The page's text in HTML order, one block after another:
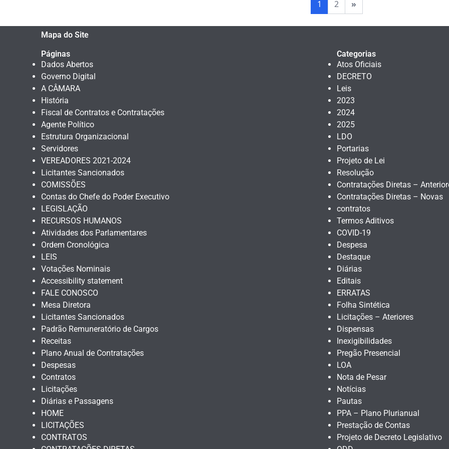
1 2 »
Mapa do Site
Páginas
Dados Abertos
Governo Digital
A CÂMARA
História
Fiscal de Contratos e Contratações
Agente Político
Estrutura Organizacional
Servidores
VEREADORES 2021-2024
Licitantes Sancionados
COMISSÕES
Contas do Chefe do Poder Executivo
LEGISLAÇÃO
RECURSOS HUMANOS
Atividades dos Parlamentares
Ordem Cronológica
LEIS
Votações Nominais
Accessibility statement
FALE CONOSCO
Mesa Diretora
Licitantes Sancionados
Padrão Remuneratório de Cargos
Receitas
Plano Anual de Contratações
Despesas
Contratos
Licitações
Diárias e Passagens
HOME
LICITAÇÕES
CONTRATOS
Categorias
Atos Oficiais
DECRETO
Leis
2023
2024
2025
LDO
Portarias
Projeto de Lei
Resolução
Contratações Diretas –
Contratações Diretas – Novas
contratos
Termos Aditivos
COVID-19
Despesa
Destaque
Diárias
Editais
ERRATAS
Folha Sintética
Licitações – Ateriores
Dispensas
Inexigibilidades
Pregão Presencial
LOA
Nota de Pesar
Notícias
Pautas
PPA – Plano Plurianual
Prestação de Contas
Projeto de Decreto Legislativo